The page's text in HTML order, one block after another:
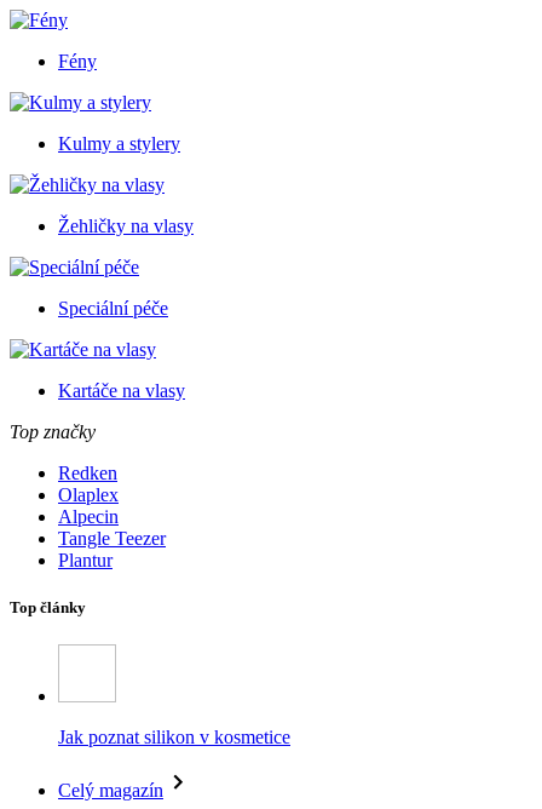
Fény
Kulmy a stylery
Žehličky na vlasy
Speciální péče
Kartáče na vlasy
Top značky
Redken
Olaplex
Alpecin
Tangle Teezer
Plantur
Top články
Jak poznat silikon v kosmetice
Celý magazín